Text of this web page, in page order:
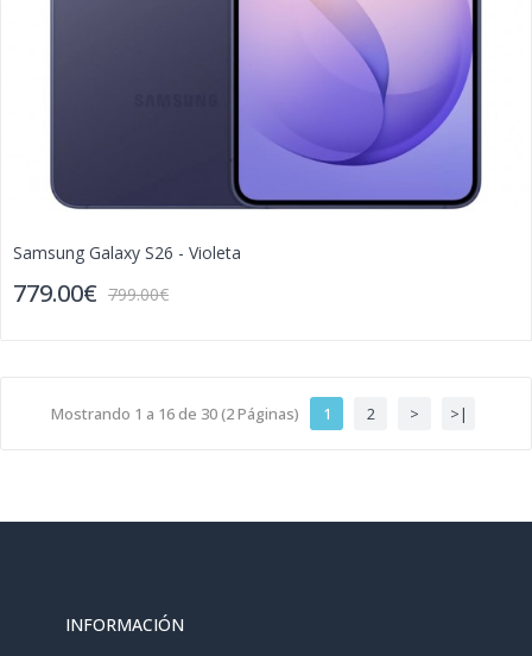
Samsung Galaxy S26 - Violeta
779.00€ 799.00€
Mostrando 1 a 16 de 30 (2 Páginas) 1 2 > >|
INFORMACIÓN